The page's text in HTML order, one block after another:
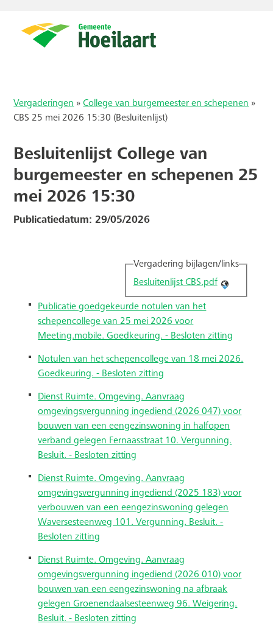
Vergaderingen »College van burgemeester en schepenen »
CBS 25 mei 2026 15:30 (Besluitenlijst)
Besluitenlijst College van
burgemeester en schepenen 25
mei 2026 15:30
Publicatiedatum: 29/05/2026
Vergadering bijlagen/links
Besluitenlijst CBS.pdf
Publicatie goedgekeurde notulen van het
schepencollege van 25 mei 2026 voor
Meeting.mobile. Goedkeuring. - Besloten zitting
Notulen van het schepencollege van 18 mei 2026.
Goedkeuring. - Besloten zitting
Dienst Ruimte. Omgeving. Aanvraag
omgevingsvergunning ingediend (2026 047) voor
bouwen van een eengezinswoning in halfopen
verband gelegen Fernaasstraat 10. Vergunning.
Besluit. - Besloten zitting
Dienst Ruimte. Omgeving. Aanvraag
omgevingsvergunning ingediend (2025 183) voor
verbouwen van een eengezinswoning gelegen
Waversesteenweg 101. Vergunning. Besluit. -
Besloten zitting
Dienst Ruimte. Omgeving. Aanvraag
omgevingsvergunning ingediend (2026 010) voor
bouwen van een eengezinswoning na afbraak
gelegen Groenendaalsesteenweg 96. Weigering.
Besluit. - Besloten zitting